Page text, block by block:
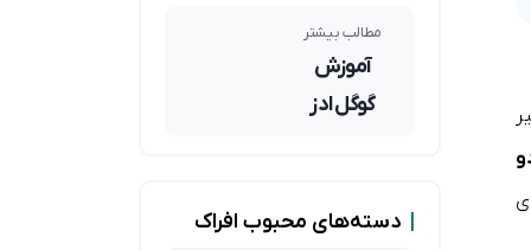
مطالب بیشتر
آموزش
گوگل ادز
دسته‌های محبوب افراک